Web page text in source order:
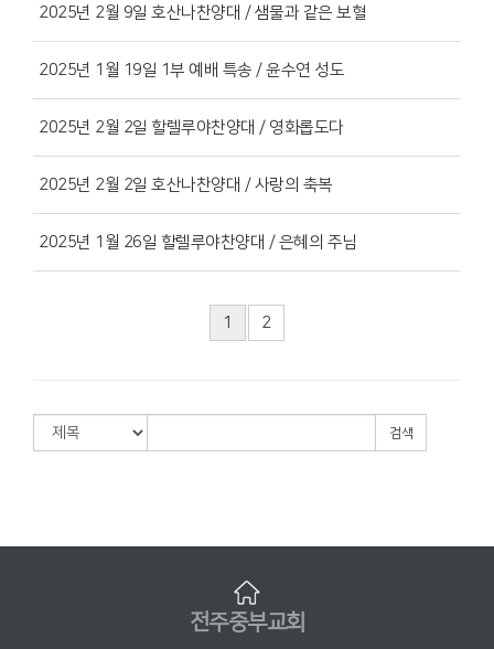
2025년 2월 9일 호산나찬양대 / 샘물과 같은 보혈
2025년 1월 19일 1부 예배 특송 / 윤수연 성도
2025년 2월 2일 할렐루야찬양대 / 영화롭도다
2025년 2월 2일 호산나찬양대 / 사랑의 축복
2025년 1월 26일 할렐루야찬양대 / 은혜의 주님
1 2
검색
전주중부교회